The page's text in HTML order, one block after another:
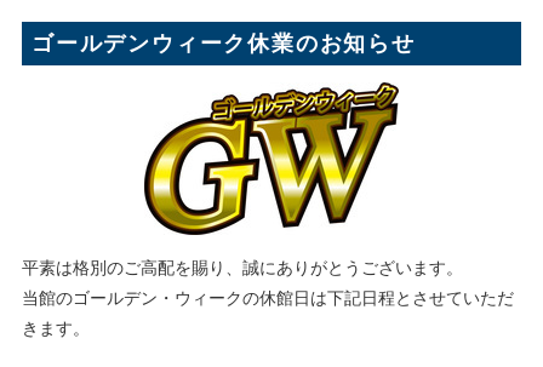
ゴールデンウィーク休業のお知らせ
平素は格別のご高配を賜り、誠にありがとうございます。
当館のゴールデン・ウィークの休館日は下記日程とさせていただ
きます。